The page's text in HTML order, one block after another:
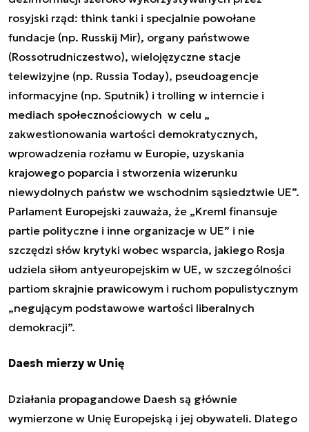
rosyjski rząd: think tanki i specjalnie powołane
fundacje (np. Russkij Mir), organy państwowe
(Rossotrudniczestwo), wielojęzyczne stacje
telewizyjne (np. Russia Today), pseudoagencje
informacyjne (np. Sputnik) i trolling w interncie i
mediach społecznościowych w celu „
zakwestionowania wartości demokratycznych,
wprowadzenia rozłamu w Europie, uzyskania
krajowego poparcia i stworzenia wizerunku
niewydolnych państw we wschodnim sąsiedztwie UE”.
Parlament Europejski zauważa, że „Kreml finansuje
partie polityczne i inne organizacje w UE” i nie
szczędzi słów krytyki wobec wsparcia, jakiego Rosja
udziela siłom antyeuropejskim w UE, w szczególności
partiom skrajnie prawicowym i ruchom populistycznym
„negującym podstawowe wartości liberalnych
demokracji”.
Daesh mierzy w Unię
Działania propagandowe Daesh są głównie
wymierzone w Unię Europejską i jej obywateli. Dlatego